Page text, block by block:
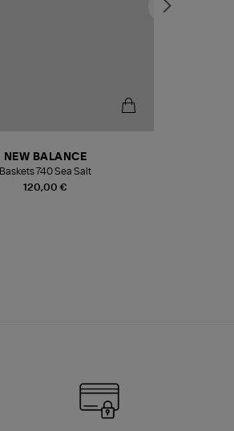
120,00 €
NEW BALANCE
Baskets 740 Sea Salt